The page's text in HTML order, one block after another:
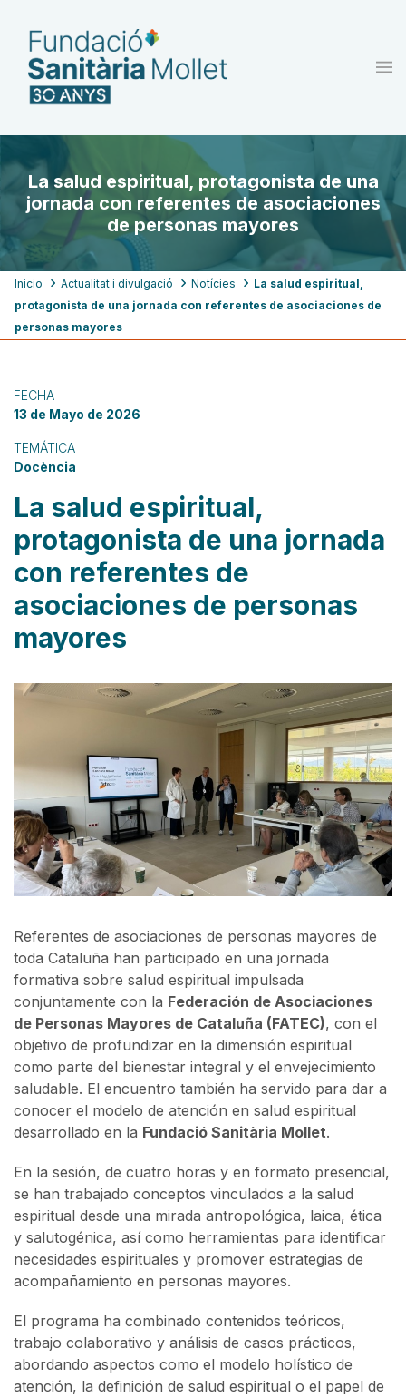
contenido
principal
La salud espiritual, protagonista de una
jornada con referentes de asociaciones
de personas mayores
Ruta
de
Inicio Actualitat i divulgació Notícies
La salud espiritual,
protagonista de una jornada con referentes de asociaciones de
personas mayores
FECHA
13 de Mayo de 2026
TEMÁTICA
Docència
La salud espiritual,
protagonista de una jornada
con referentes de
asociaciones de personas
mayores
Referentes de asociaciones de personas mayores de
toda Cataluña han participado en una jornada
formativa sobre salud espiritual impulsada
conjuntamente con la Federación de Asociaciones
de Personas Mayores de Cataluña (FATEC), con el
objetivo de profundizar en la dimensión espiritual
como parte del bienestar integral y el envejecimiento
saludable. El encuentro también ha servido para dar a
conocer el modelo de atención en salud espiritual
desarrollado en la Fundació Sanitària Mollet.
En la sesión, de cuatro horas y en formato presencial,
se han trabajado conceptos vinculados a la salud
espiritual desde una mirada antropológica, laica, ética
y salutogénica, así como herramientas para identificar
necesidades espirituales y promover estrategias de
acompañamiento en personas mayores.
El programa ha combinado contenidos teóricos,
trabajo colaborativo y análisis de casos prácticos,
abordando aspectos como el modelo holístico de
atención, la definición de salud espiritual o el papel de